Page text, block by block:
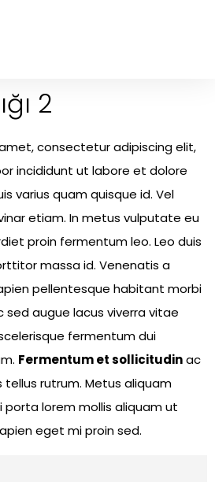
2
consectetur adipiscing elit,
incididunt ut labore et dolore
varius quam quisque id. Vel
etiam. In metus vulputate eu
proin fermentum leo. Leo duis
massa id. Venenatis a
pellentesque habitant morbi
sed augue lacus viverra vitae
fermentum dui
Fermentum et sollicitudinac
rutrum. Metus aliquam
porta lorem mollis aliquam ut
eget mi proin sed.